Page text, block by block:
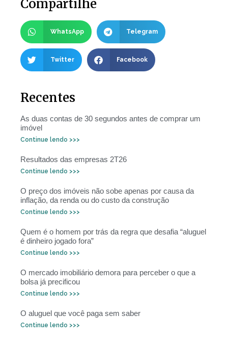
Compartilhe
WhatsApp Telegram
Twitter Facebook
Recentes
As duas contas de 30 segundos antes de comprar um
imóvel
Continue lendo >>>
Resultados das empresas 2T26
Continue lendo >>>
O preço dos imóveis não sobe apenas por causa da
inflação, da renda ou do custo da construção
Continue lendo >>>
Quem é o homem por trás da regra que desafia “aluguel
é dinheiro jogado fora”
Continue lendo >>>
O mercado imobiliário demora para perceber o que a
bolsa já precificou
Continue lendo >>>
O aluguel que você paga sem saber
Continue lendo >>>